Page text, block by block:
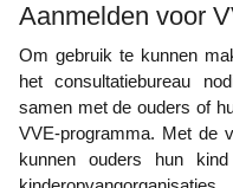
Aanmelden voor
Om gebruik te kunnen maken van VVE is een verwijzing van
het consultatiebureau
samen met de ouders of
VVE-programma. Met de
kunnen ouders hun